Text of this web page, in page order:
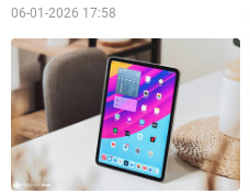
06-01-2026 17:58